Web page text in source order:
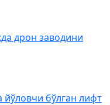
дрон заводини
бўлган лифт